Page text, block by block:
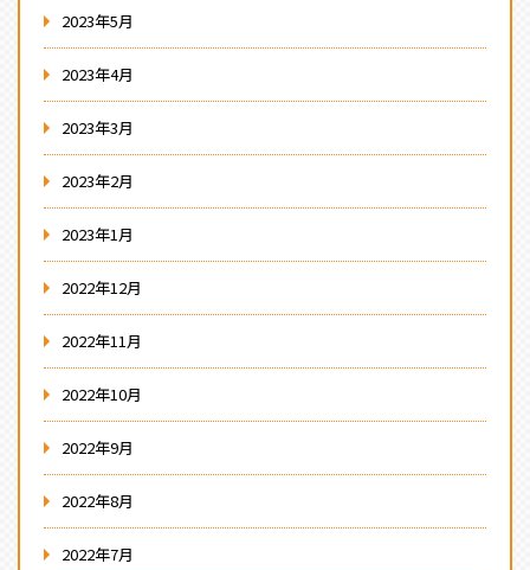
2023年5月
2023年4月
2023年3月
2023年2月
2023年1月
2022年12月
2022年11月
2022年10月
2022年9月
2022年8月
2022年7月